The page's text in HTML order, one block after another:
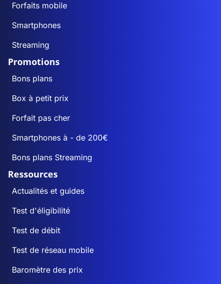
Forfaits mobile
Smartphones
Streaming
Promotions
Bons plans
Box à petit prix
Forfait pas cher
Smartphones à - de 200€
Bons plans Streaming
Ressources
Actualités et guides
Test d'éligibilité
Test de débit
Test de réseau mobile
Baromètre des prix